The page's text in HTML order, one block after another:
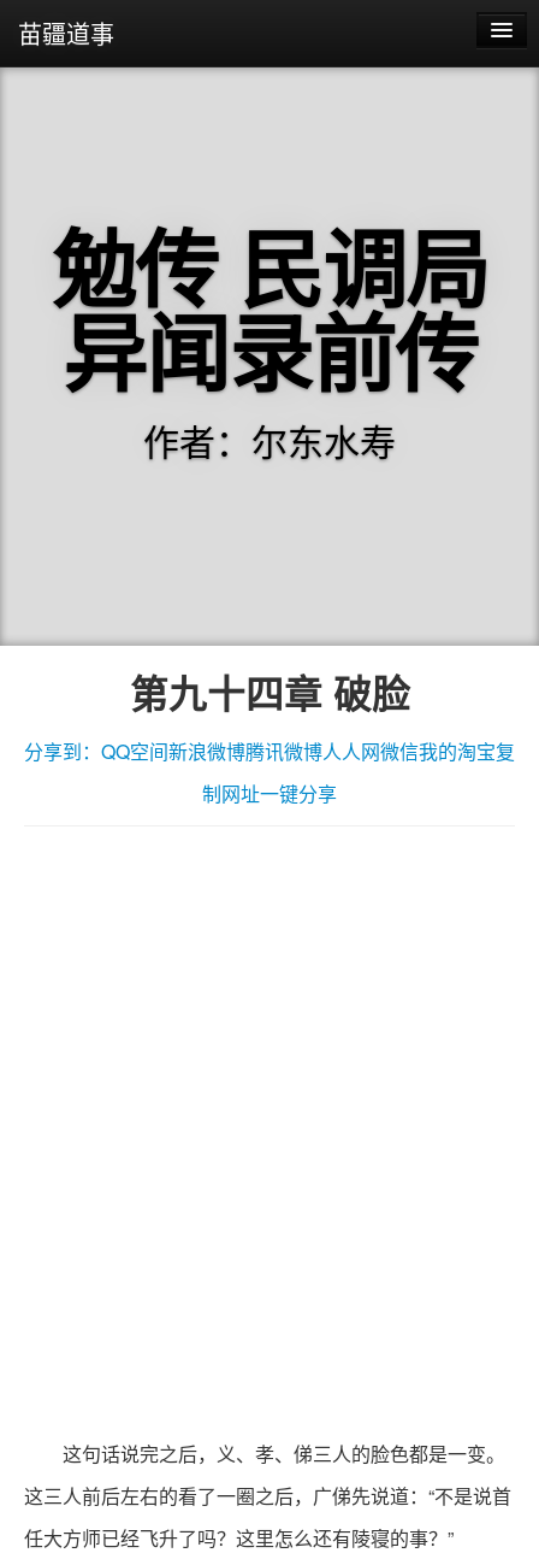
苗疆道事
勉传 民调局
异闻录前传
作者：尔东水寿
第九十四章 破脸
分享到： QQ空间新浪微博腾讯微博人人网微信我的淘宝复
制网址一键分享
这句话说完之后，义、孝、俤三人的脸色都是一变。
这三人前后左右的看了一圈之后，广俤先说道：“不是说首
任大方师已经飞升了吗？这里怎么还有陵寝的事？”